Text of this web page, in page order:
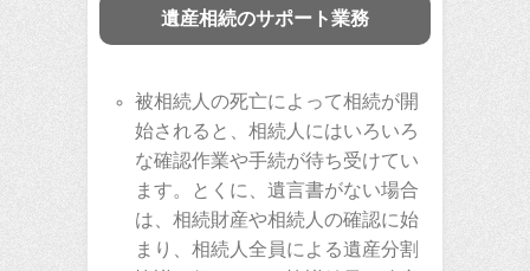
遺産相続のサポート業務
被相続人の死亡によって相続が開
始されると、相続人にはいろいろ
な確認作業や手続が待ち受けてい
ます。とくに、遺言書がない場合
は、相続財産や相続人の確認に始
まり、相続人全員による遺産分割